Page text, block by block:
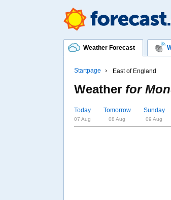
Weather Forecast
Startpage East of England
Weather for
Today
07 Aug
Tomorrow
08 Aug
Sunday
09 Aug